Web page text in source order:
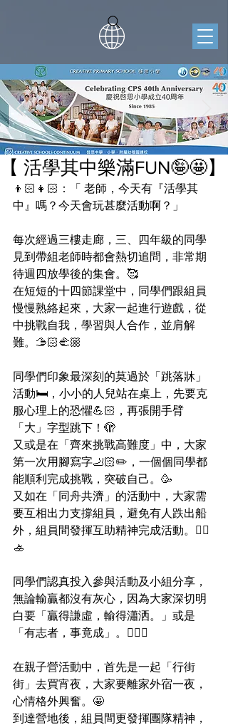
【 活學其中樂滿FUN🤪🤩】
👦🏻👧🏻：「 老師，今天有『活學其
中』嗎？今天會玩甚麼活動啊？」
每次經過三樓走廊，三、四年級的同學
見到帶組老師時都會熱切追問，非常期
待週四放學後的集會。🥰
在短短的十四節課堂中，同學們跟組員
慢慢熟絡起來，大家一起進行遊戲，從
中挑戰自我，學習與人合作，並肩解
難。🫱🏻‍🫲🏼
同學們印象最深刻的莫過於「跳落牀」
活動🛏️，小小的人兒站在桌上，先要克
服心理上的恐懼💪🏻，再張開手臂
「大」字型跳下！🫣
又或是在「齊來挑戰高難度」中，大家
第一次用腳寫字🦶🏻✏️，一個個同學都
能順利完成挑戰，突破自己。🥳
又如在「同舟共濟」的活動中，大家需
要互相出力支撐組員，避免有人跌出船
外，組員間發揮互助精神完成活動。🚣‍♀️
🚣
同學們認真投入參與活動及小組分享，
無論輸贏都沒有灰心，因為大家深切明
白要「贏得謙虛，輸得瀟洒。」或是
「有志者，事竟成」。👍🏻🌟
在親子營活動中，首先是一起「行街
街」去買宵夜，大家要離家外宿一夜，
心情格外興奮。🤩
到達營地後，組員間更發揮團隊精神，